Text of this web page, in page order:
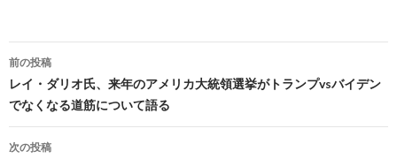
投
稿
ナ
ビ
前の投稿
レイ・ダリオ氏、来年のアメリカ大統領選挙がトランプvsバイデン
でなくなる道筋について語る
次の投稿